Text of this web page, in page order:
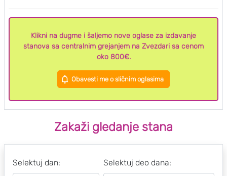
Klikni na dugme i šaljemo nove oglase za izdavanje
stanova sa centralnim grejanjem na Zvezdari sa cenom
oko 800€.
Obavesti me o sličnim oglasima
Zakaži gledanje stana
Selektuj dan: Selektuj deo dana: